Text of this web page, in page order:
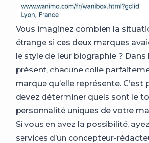
Vous imaginez combien la
étrange si ces deux marques
le style de leur biographie ? Dans
présent, chacune colle
marque qu’elle représente. C’est
devez déterminer quels sont le
personnalité uniques de votre
Si vous en avez la possibilité,
services d’un concepteur-